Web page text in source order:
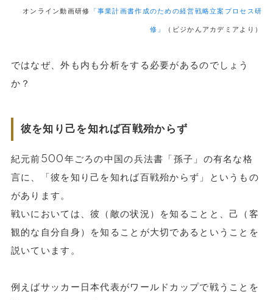
オンライン動画研修 「事業計画書作成のための経営戦略立案プロセス研
修」 （ビジかんアカデミアより）
ではなぜ、外も内も分析をする必要があるのでしょう
か？
彼を知り己を知れば百戦殆からず
紀元前500年ごろの中国の兵法書「孫子」の有名な格
言に、「彼を知り己を知れば百戦殆からず」というもの
があります。
戦いにおいては、彼（敵の状況）を知ることと、己（客
観的な自分自身）を知ることが大切であるということを
説いています。
例えばサッカー日本代表がワールドカップで戦うことを